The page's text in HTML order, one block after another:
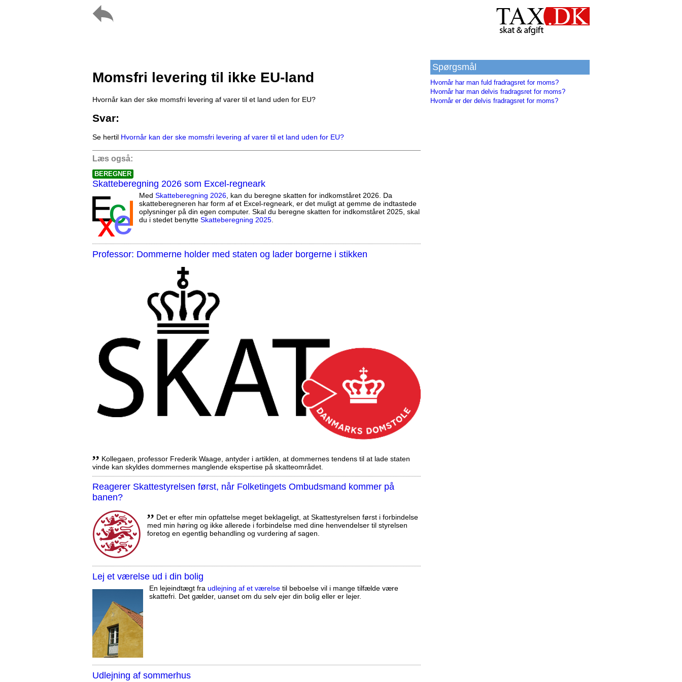
Momsfri levering til ikke EU-land
Hvornår kan der ske momsfri levering af varer til et land uden for EU?
Svar:
Se hertil Hvornår kan der ske momsfri levering af varer til et land uden for EU?
Læs også:
BEREGNER
Skatteberegning 2026 som Excel-regneark
Med Skatteberegning 2026, kan du beregne skatten for indkomståret 2026. Da
skatteberegneren har form af et Excel-regneark, er det muligt at gemme de indtastede
oplysninger på din egen computer. Skal du beregne skatten for indkomståret 2025, skal
du i stedet benytte Skatteberegning 2025.
Professor: Dommerne holder med staten og lader borgerne i stikken
,, Kollegaen, professor Frederik Waage, antyder i artiklen, at dommernes tendens til at lade staten
vinde kan skyldes dommernes manglende ekspertise på skatteområdet.
Reagerer Skattestyrelsen først, når Folketingets Ombudsmand kommer på
banen?
,, Det er efter min opfattelse meget beklageligt, at Skattestyrelsen først i forbindelse
med min høring og ikke allerede i forbindelse med dine henvendelser til styrelsen
foretog en egentlig behandling og vurdering af sagen.
Lej et værelse ud i din bolig
En lejeindtægt fra udlejning af et værelse til beboelse vil i mange tilfælde være
skattefri. Det gælder, uanset om du selv ejer din bolig eller er lejer.
Udlejning af sommerhus
Spørgsmål
Hvornår har man fuld fradragsret for moms?
Hvornår har man delvis fradragsret for moms?
Hvornår er der delvis fradragsret for moms?